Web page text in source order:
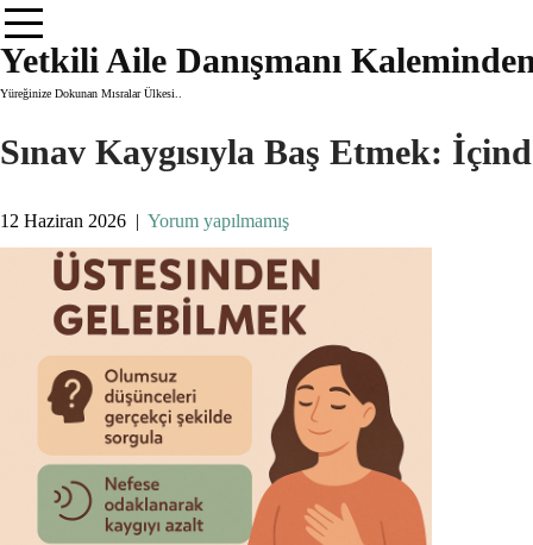
Skip
to
content
Yetkili Aile Danışmanı
Yüreğinize Dokunan Mısralar Ülkesi..
Sınav Kaygısıyla Baş Etmek:
12 Haziran 2026 | Yorum yapılmamış